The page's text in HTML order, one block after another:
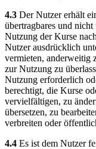
4.3 Der Nutzer erhält
übertragbares und
Nutzung der Kurse
Nutzer ausdrücklich
vermieten, anderweitig
zur Nutzung zu
Nutzung erforderlich
berechtigt, die Kurse
vervielfältigen, zu
übersetzen, zu
verbreiten oder
4.4 Es ist dem Nutzer